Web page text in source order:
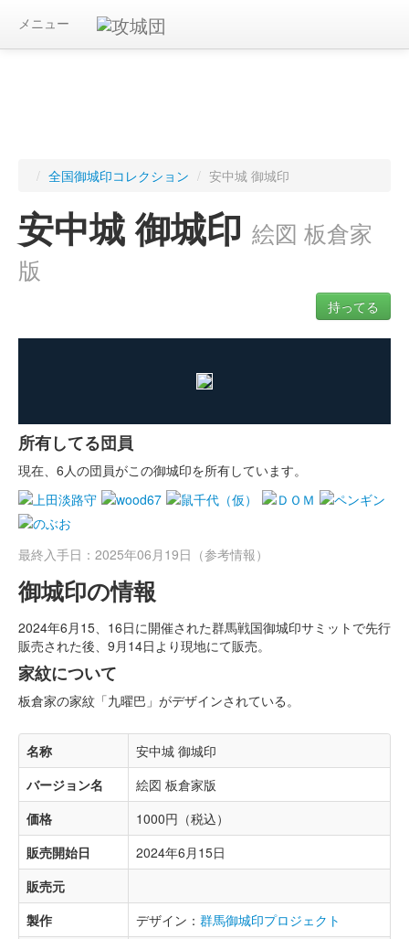
メニュー
/ 全国御城印コレクション / 安中城 御城印
安中城 御城印 絵図 板倉家
版
持ってる
所有してる団員
現在、6人の団員がこの御城印を所有しています。
最終入手日：2025年06月19日（参考情報）
御城印の情報
2024年6月15、16日に開催された群馬戦国御城印サミットで先行
販売された後、9月14日より現地にて販売。
家紋について
板倉家の家紋「九曜巴」がデザインされている。
名称
安中城 御城印
バージョン名
絵図 板倉家版
価格
1000円（税込）
販売開始日
2024年6月15日
販売元
製作
デザイン： 群馬御城印プロジェクト